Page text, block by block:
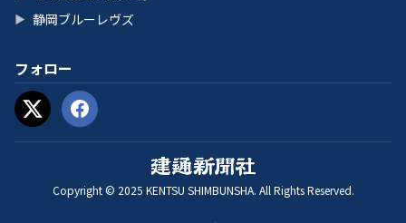
▶ 静岡ブルーレヴズ
フォロー
Copyright © 2025 KENTSU SHIMBUNSHA. All Rights Reserved.